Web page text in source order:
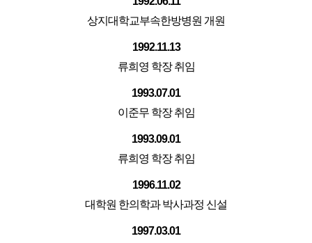
상지대학교부속한방병원 개원
1992.11.13
류희영 학장 취임
1993.07.01
이준무 학장 취임
1993.09.01
류희영 학장 취임
1996.11.02
대학원 한의학과 박사과정 신설
1997.03.01